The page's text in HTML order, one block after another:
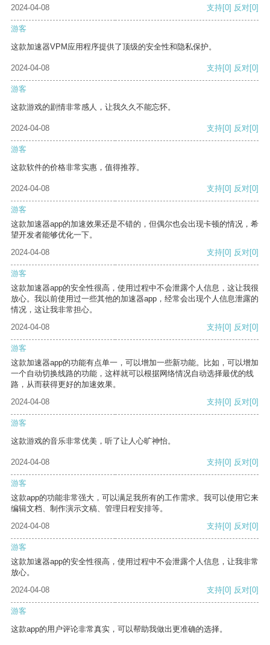
2024-04-08 支持[0] 反对[0]
游客
这款加速器VPM应用程序提供了顶级的安全性和隐私保护。
2024-04-08 支持[0] 反对[0]
游客
这款游戏的剧情非常感人，让我久久不能忘怀。
2024-04-08 支持[0] 反对[0]
游客
这款软件的价格非常实惠，值得推荐。
2024-04-08 支持[0] 反对[0]
游客
这款加速器app的加速效果还是不错的，但偶尔也会出现卡顿的情况，希
望开发者能够优化一下。
2024-04-08
支持[0] 反对[0]
游客
这款加速器app的安全性很高，使用过程中不会泄露个人信息，这让我很
放心。我以前使用过一些其他的加速器app，经常会出现个人信息泄露的
情况，这让我非常担心。
2024-04-08
支持[0] 反对[0]
游客
这款加速器app的功能有点单一，可以增加一些新功能。比如，可以增加
一个自动切换线路的功能，这样就可以根据网络情况自动选择最优的线
路，从而获得更好的加速效果。
2024-04-08
支持[0] 反对[0]
游客
这款游戏的音乐非常优美，听了让人心旷神怡。
2024-04-08 支持[0] 反对[0]
游客
这款app的功能非常强大，可以满足我所有的工作需求。我可以使用它来
编辑文档、制作演示文稿、管理日程安排等。
2024-04-08
支持[0] 反对[0]
游客
这款加速器app的安全性很高，使用过程中不会泄露个人信息，让我非常
放心。
2024-04-08
支持[0] 反对[0]
游客
这款app的用户评论非常真实，可以帮助我做出更准确的选择。